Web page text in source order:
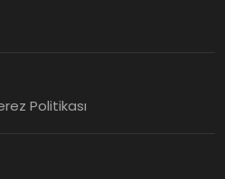
Politikası